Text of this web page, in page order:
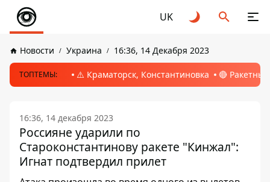
UK
Новости Украина 16:36, 14 Декабря 2023
ТОПТЕМЫ: ⚠️ Краматорск, Константиновка 🔴
16:36, 14 декабря 2023
Россияне ударили по
Староконстантинову ракете "Кинжал":
Игнат подтвердил прилет